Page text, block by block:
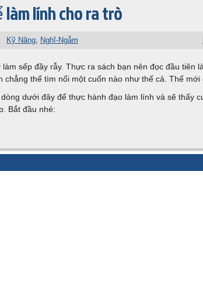
lính cho ra trò
Kỹ Năng, Nghĩ-Ngẫm
sếp đầy rẫy. Thực ra sách bạn nên đọc đầu tiên
chẳng thể tìm nổi một cuốn nào như thế cả. Thế mới
dưới đây để thực hành đạo làm lính và sẽ thấy
Bắt đầu nhé: